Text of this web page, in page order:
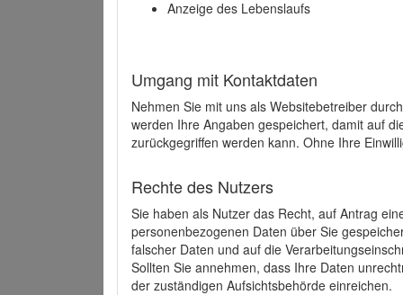
Anzeige des Lebenslaufs
Umgang mit Kontaktdaten
Nehmen Sie mit uns als Websitebetreiber
werden Ihre Angaben gespeichert, damit auf
zurückgegriffen werden kann. Ohne Ihre
Rechte des Nutzers
Sie haben als Nutzer das Recht, auf Antrag
personenbezogenen Daten über Sie
falscher Daten und auf die
Sollten Sie annehmen, dass Ihre Daten
der zuständigen Aufsichtsbehörde einreichen.